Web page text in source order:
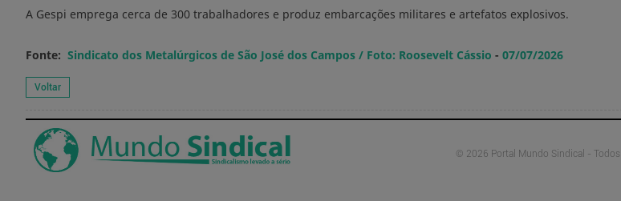
A Gespi emprega cerca de 300 trabalhadores e produz embarcações militares e artefatos explosivos.
Fonte: Sindicato dos Metalúrgicos de São José dos Campos / Foto: Roosevelt Cássio - 07/07/2026
© 2026 Portal Mundo Sindical -